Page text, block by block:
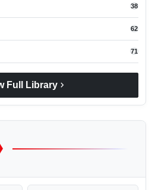
38
62
71
Full Library chevron_right